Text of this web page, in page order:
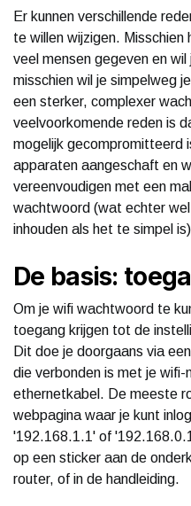
Er kunnen verschillende
te willen wijzigen.
veel mensen gegeven en
misschien wil je simpelweg
een sterker, complexer
veelvoorkomende reden is
mogelijk gecompromitteerd
apparaten aangeschaft en
vereenvoudigen met een
wachtwoord (wat echter
inhouden als het te simpel
De basis:
Om je wifi wachtwoord te
toegang krijgen tot de
Dit doe je doorgaans via
die verbonden is met je
ethernetkabel. De meeste
webpagina waar je kunt
'192.168.1.1' of
op een sticker aan de
router, of in de handleiding.